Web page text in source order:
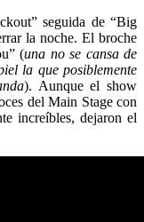
seguida de “Big
la noche. El broche
(una no se cansa de
la que posiblemente
). Aunque el show
del Main Stage con
increíbles, dejaron el